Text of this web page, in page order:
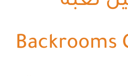
Backrooms